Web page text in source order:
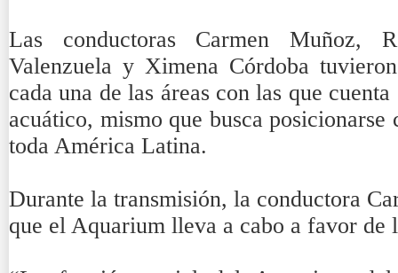
Las conductoras Carmen Muñoz,
Valenzuela y Ximena Córdoba
cada una de las áreas con las que
acuático, mismo que busca
toda América Latina.
Durante la transmisión, la conductora
que el Aquarium lleva a cabo a favor de